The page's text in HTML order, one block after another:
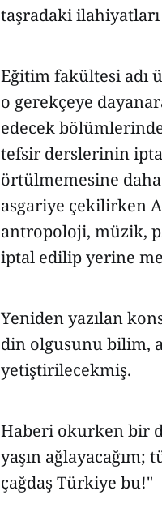
taşradaki ilahiyatları
Eğitim fakültesi adı
o gerekçeye
edecek
tefsir derslerinin
örtülmemesine
asgariye çekilirken
antropoloji, müzik,
iptal edilip yerine
Yeniden yazılan
din olgusunu bilim,
yetiştirilecekmiş.
Haberi okurken bir
yaşın
çağdaş Türkiye bu!"